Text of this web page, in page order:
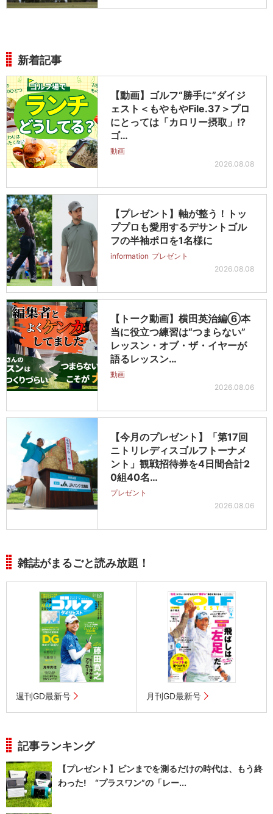
新着記事
【動画】ゴルフ“勝手に”ダイジ
ェスト＜もやもやFile.37＞プロ
にとっては「カロリー摂取」!?
ゴ…
動画
2026.08.08
【プレゼント】軸が整う！トッ
ププロも愛用するデサントゴル
フの半袖ポロを1名様に
information プレゼント
2026.08.08
【トーク動画】横田英治編⑥本
当に役立つ練習は“つまらない”
レッスン・オブ・ザ・イヤーが
語るレッスン…
動画
2026.08.06
【今月のプレゼント】「第17回
ニトリレディスゴルフトーナメ
ント」観戦招待券を4日間合計2
0組40名…
プレゼント
2026.08.06
雑誌がまるごと読み放題！
週刊GD最新号 月刊GD最新号
記事ランキング
【プレゼント】ピンまでを測るだけの時代は、もう終
わった! “プラスワン”の「レー...